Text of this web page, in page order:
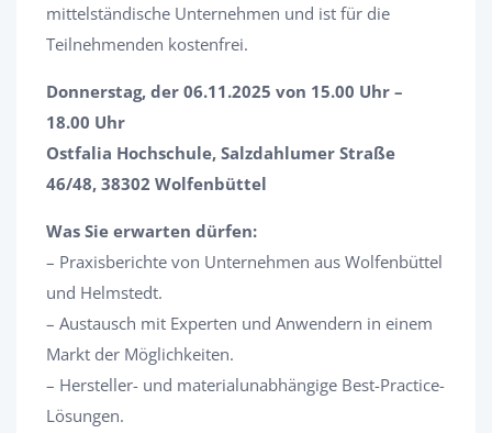
mittelständische Unternehmen und ist für die
Teilnehmenden kostenfrei.
Donnerstag, der 06.11.2025 von 15.00 Uhr –
18.00 Uhr
Ostfalia Hochschule, Salzdahlumer Straße
46/48, 38302 Wolfenbüttel
Was Sie erwarten dürfen:
– Praxisberichte von Unternehmen aus Wolfenbüttel
und Helmstedt.
– Austausch mit Experten und Anwendern in einem
Markt der Möglichkeiten.
– Hersteller- und materialunabhängige Best-Practice-
Lösungen.